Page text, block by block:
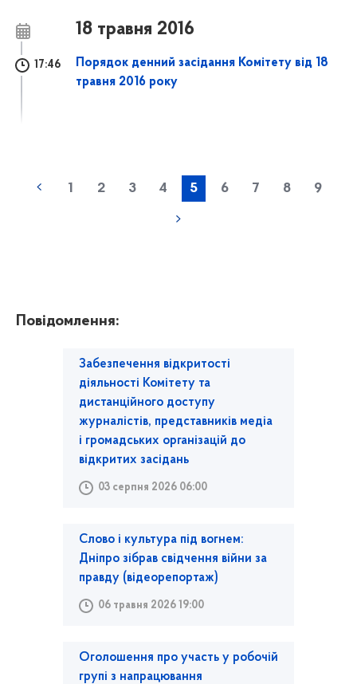
18 травня 2016
17:46
Порядок денний засідання Комітету від 18
травня 2016 року
1 2 3 4 5 6 7 8 9
Повідомлення:
Забезпечення відкритості
діяльності Комітету та
дистанційного доступу
журналістів, представників медіа
і громадських організацій до
відкритих засідань
03 серпня 2026 06:00
Слово і культура під вогнем:
Дніпро зібрав свідчення війни за
правду (відеорепортаж)
06 травня 2026 19:00
Оголошення про участь у робочій
групі з напрацювання